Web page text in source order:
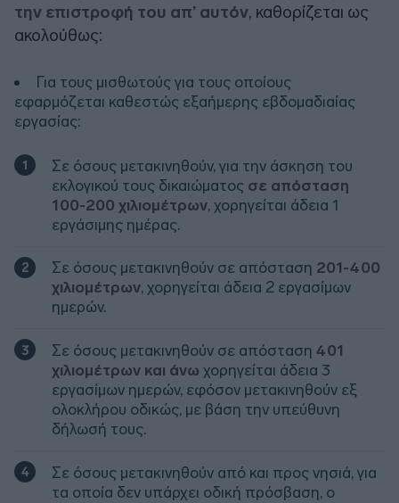
την επιστροφή του απ’ αυτόν, καθορίζεται ως
ακολούθως:
Για τους μισθωτούς για τους οποίους
εφαρμόζεται καθεστώς εξαήμερης εβδομαδιαίας
εργασίας:
Σε όσους μετακινηθούν, για την άσκηση του
εκλογικού τους δικαιώματος σε απόσταση
100-200 χιλιομέτρων, χορηγείται άδεια 1
εργάσιμης ημέρας.
Σε όσους μετακινηθούν σε απόσταση 201-400
χιλιομέτρων, χορηγείται άδεια 2 εργασίμων
ημερών.
Σε όσους μετακινηθούν σε απόσταση 401
χιλιομέτρων και άνω χορηγείται άδεια 3
εργασίμων ημερών, εφόσον μετακινηθούν εξ
ολοκλήρου οδικώς, με βάση την υπεύθυνη
δήλωσή τους.
Σε όσους μετακινηθούν από και προς νησιά, για
τα οποία δεν υπάρχει οδική πρόσβαση, ο